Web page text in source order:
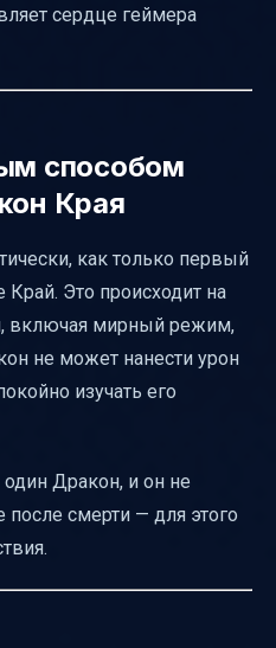
сердце геймера
способом
Края
как только первый
Это происходит на
включая мирный режим,
не может нанести урон
изучать его
один Дракон, и он не
смерти — для этого